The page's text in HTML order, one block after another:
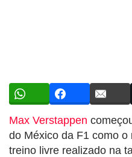
Max Verstappen
do México da F1 como
treino livre realizado na